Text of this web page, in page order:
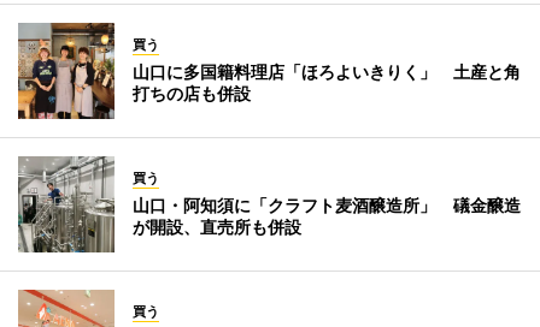
買う
山口に多国籍料理店「ほろよいきりく」 土産と角
打ちの店も併設
買う
山口・阿知須に「クラフト麦酒醸造所」 礒金醸造
が開設、直売所も併設
買う